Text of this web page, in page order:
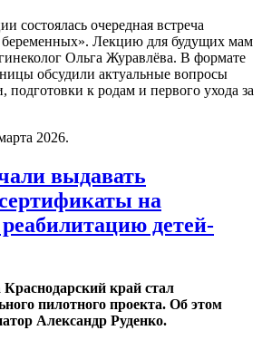
состоялась очередная встреча
Лекцию для будущих мам
Ольга Журавлёва. В формате
обсудили актуальные вопросы
подготовки к родам и первого ухода за
2026.
выдавать
на
детей-
край стал
пилотного проекта. Об этом
Александр Руденко.